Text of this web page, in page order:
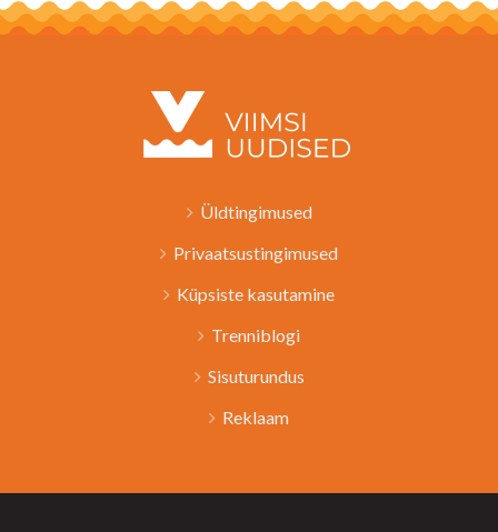
Üldtingimused
Privaatsustingimused
Küpsiste kasutamine
Trenniblogi
Sisuturundus
Reklaam